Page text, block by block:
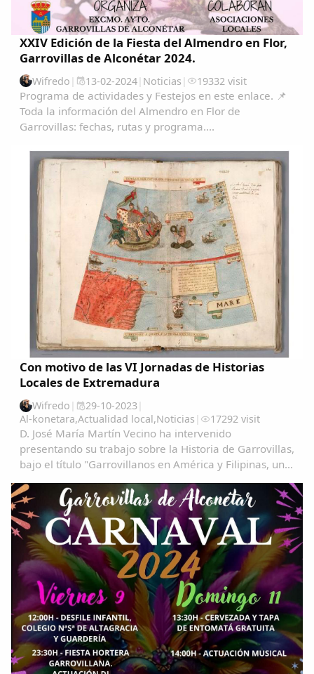
XXIV Edición de la Fiesta del Almendro en Flor,
Garrovillas de Alconétar 2024.
Wifredo | 13-02-2024| Noticias | 19332 visit
Programa de actividades y Festejos en este enlace. 📌
Toda la información del Almendro en Flor de
Garrovillas: fechas, rutas y programa....
Con motivo de las VI Jornadas de Historias
Locales de Extremadura
Wifredo | 29-10-2023|
Al-konetara,Actualidad local,Noticias | 17292 visit
D. José María Martín Vecino ha intervenido
presentando su trabajo sobre la Historia de Garrovillas,
bajo el título "Garrovillanos en América y Filipinas, una
aproximación cartográfica" Garrovillanos-en-
AmeÃ&#140;&#129;rica-y-Filipinas-una...